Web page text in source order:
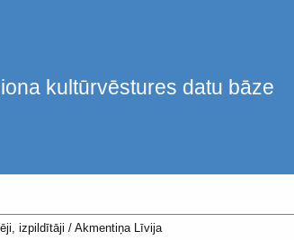
kultūrvēstures datu bāze
izpildītāji / Akmentiņa Līvija